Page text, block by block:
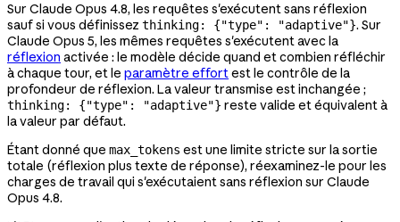
Sur Claude Opus 4.8, les requêtes s'exécutent sans réflexion
sauf si vous définissez thinking: {"type": "adaptive"}. Sur
Claude Opus 5, les mêmes requêtes s'exécutent avec la
réflexion activée : le modèle décide quand et combien réfléchir
à chaque tour, et le paramètre effortest le contrôle de la
profondeur de réflexion. La valeur transmise est inchangée ;
thinking: {"type": "adaptive"} reste valide et équivalent à
la valeur par défaut.
Étant donné que max_tokens est une limite stricte sur la sortie
totale (réflexion plus texte de réponse), réexaminez-le pour les
charges de travail qui s'exécutaient sans réflexion sur Claude
Opus 4.8.